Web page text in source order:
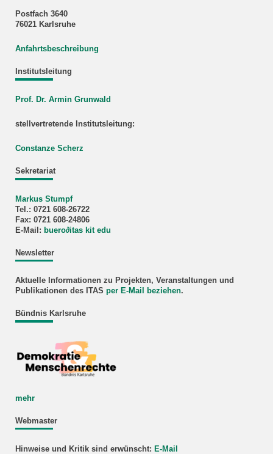
Postfach 3640
76021 Karlsruhe
Anfahrtsbeschreibung
Institutsleitung
Prof. Dr. Armin Grunwald
stellvertretende Institutsleitung:
Constanze Scherz
Sekretariat
Markus Stumpf
Tel.: 0721 608-26722
Fax: 0721 608-24806
E-Mail: buero∂itas kit edu
Newsletter
Aktuelle Informationen zu Projekten, Veranstaltungen und
Publikationen des ITAS per E-Mail beziehen.
Bündnis Karlsruhe
mehr
Webmaster
Hinweise und Kritik sind erwünscht: E-Mail